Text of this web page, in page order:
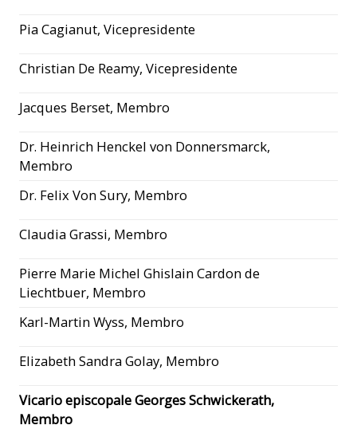
Pia Cagianut, Vicepresidente
Christian De Reamy, Vicepresidente
Jacques Berset, Membro
Dr. Heinrich Henckel von Donnersmarck,
Membro
Dr. Felix Von Sury, Membro
Claudia Grassi, Membro
Pierre Marie Michel Ghislain Cardon de
Liechtbuer, Membro
Karl-Martin Wyss, Membro
Elizabeth Sandra Golay, Membro
Vicario episcopale Georges Schwickerath,
Membro